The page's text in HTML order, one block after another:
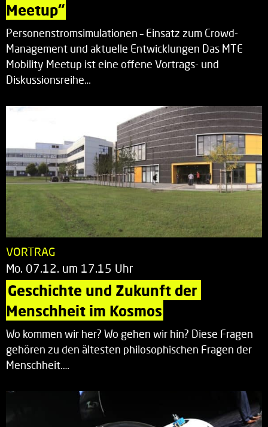
Meetup“
Personenstromsimulationen – Einsatz zum Crowd-
Management und aktuelle Entwicklungen Das MTE
Mobility Meetup ist eine offene Vortrags- und
Diskussionsreihe…
VORTRAG
Mo. 07.12. um 17.15 Uhr
Geschichte und Zukunft der
Menschheit im Kosmos
Wo kommen wir her? Wo gehen wir hin? Diese Fragen
gehören zu den ältesten philosophischen Fragen der
Menschheit.…